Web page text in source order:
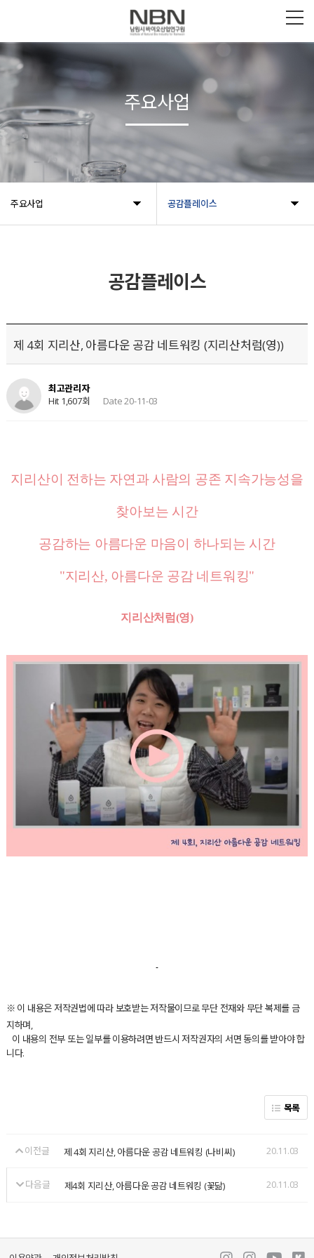
주요사업 공감플레이스
주요사업
공감플레이스
제 4회 지리산, 아름다운 공감 네트워킹 (지리산처럼(영))
최고관리자
Hit 1,607회
Date 20-11-03
지리산이 전하는 자연과 사람의 공존 지속가능성을
찾아보는 시간
공감하는 아름다운 마음이 하나되는 시간
"지리산, 아름다운 공감 네트워킹"
지리산처럼(영)
※ 이 내용은 저작권법에 따라 보호받는 저작물이므로 무단 전재와 무단 복제를 금
지하며,
이 내용의 전부 또는 일부를 이용하려면 반드시 저작권자의 서면 동의를 받아야 합
니다.
목록
이전글 제 4회 지리산, 아름다운 공감 네트워킹 (나비씨) 20.11.03
다음글 제4회 지리산, 아름다운 공감 네트워킹 (꽃닮) 20.11.03